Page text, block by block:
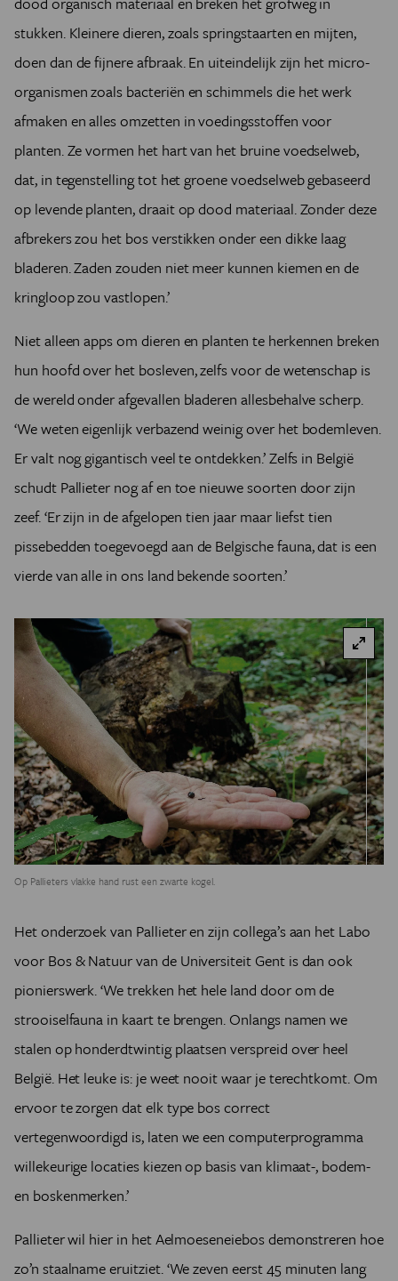
stukken. Kleinere dieren, zoals springstaarten en mijten,
doen dan de fijnere afbraak. En uiteindelijk zijn het micro-
organismen zoals bacteriën en schimmels die het werk
afmaken en alles omzetten in voedingsstoffen voor
planten. Ze vormen het hart van het bruine voedselweb,
dat, in tegenstelling tot het groene voedselweb gebaseerd
op levende planten, draait op dood materiaal. Zonder deze
afbrekers zou het bos verstikken onder een dikke laag
bladeren. Zaden zouden niet meer kunnen kiemen en de
kringloop zou vastlopen.’
Niet alleen apps om dieren en planten te herkennen breken
hun hoofd over het bosleven, zelfs voor de wetenschap is
de wereld onder afgevallen bladeren allesbehalve scherp.
‘We weten eigenlijk verbazend weinig over het bodemleven.
Er valt nog gigantisch veel te ontdekken.’ Zelfs in België
schudt Pallieter nog af en toe nieuwe soorten door zijn
zeef. ‘Er zijn in de afgelopen tien jaar maar liefst tien
pissebedden toegevoegd aan de Belgische fauna, dat is een
vierde van alle in ons land bekende soorten.’
Op Pallieters vlakke hand rust een zwarte kogel.
Het onderzoek van Pallieter en zijn collega’s aan het Labo
voor Bos & Natuur van de Universiteit Gent is dan ook
pionierswerk. ‘We trekken het hele land door om de
strooiselfauna in kaart te brengen. Onlangs namen we
stalen op honderdtwintig plaatsen verspreid over heel
België. Het leuke is: je weet nooit waar je terechtkomt. Om
ervoor te zorgen dat elk type bos correct
vertegenwoordigd is, laten we een computerprogramma
willekeurige locaties kiezen op basis van klimaat-, bodem-
en boskenmerken.’
Pallieter wil hier in het Aelmoeseneiebos demonstreren hoe
zo’n staalname eruitziet. ‘We zeven eerst 45 minuten lang